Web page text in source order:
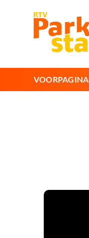
VOORPAGINA